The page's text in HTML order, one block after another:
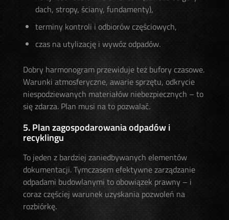
dach, stropy, ściany, fundamenty),
terminy kontroli i odbiorów częściowych,
czas na utylizację i wywóz odpadów.
Dobry harmonogram przewiduje też bufory czasowe.
Warunki atmosferyczne, awarie sprzętu, odkrycie
niespodziewanych materiałów niebezpiecznych – to
się zdarza. Plan musi na to pozwalać.
5. Plan zagospodarowania odpadów i
recyklingu
To jeden z bardziej zaniedbywanych elementów
dokumentacji. Tymczasem efektywne zarządzanie
odpadami budowlanymi to obowiązek prawny – i
coraz częściej warunek uzyskania pozwoleń na
rozbiórkę.